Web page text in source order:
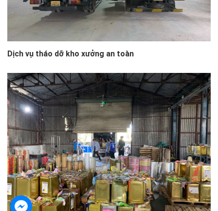
Dịch vụ tháo dỡ kho xưởng an toàn